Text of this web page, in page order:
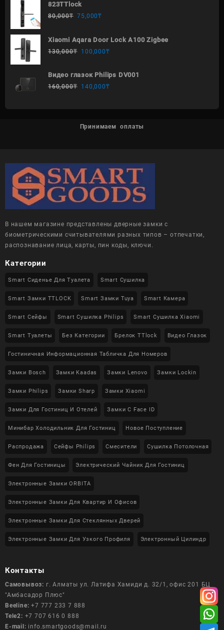
823TTlock
80,000₸ 75,000₸
Xiaomi Aqara Door Lock A100 Zigbee
130,000₸ 100,000₸
Видео глазок Philips DV001
160,000₸ 140,000₸
Принимаем оплаты
В нашем магазине представлены дверные замки с
биометрическими считывателями разных типов – отпечатки,
распознавание лица, карты, пин коды, ключи.
Категории
Smart Сиденье Для Туалета Smart Сушилка
Smart Замки TTLOCK Smart Замки Tuya Smart Камера
Smart Сейфы Smart Сушилка Philips Smart Сушилка Xiaomi
Smart Туалеты Без Категории Брелок TTlock Видео Глазок
Гостиничная Информационная Табличка Для Номеров
Замки Bosch Замки Kaadas Замки Lenovo Замки Lockin
Замки Philips Замки Sharp Замки Xiaomi
Замки Для Гостиниц И Отелей Замки С Face ID
Минибар Холодильник Для Гостиниц Новое Поступление
Распродажа Сейфы Philips Смесители Сушилка Потолочная
Фен Для Гостиницы Электрический Чайник Для Гостиниц
Электронные Замки ORBITA
Электронные Замки Для Квартир И Офисов
Электронные Замки Для Стеклянных Дверей
Электронные Замки Для Узкого Профиля Электронный Цилиндр
Контакты
Самовывоз: г. Алматы ул. Латифа Хамиди д. 32/1, офис 201 БЦ
"Амбасадор Плюс"
Beeline: +7 777 233 7 888
Tele2: +7 707 616 0 888
E-mail: info.smartgoods@mail.ru